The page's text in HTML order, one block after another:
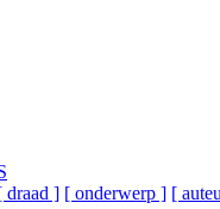
draad ] [ onderwerp ] [